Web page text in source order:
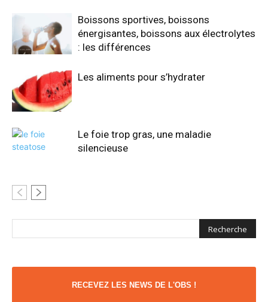
Boissons sportives, boissons
énergisantes, boissons aux électrolytes
: les différences
Les aliments pour s’hydrater
Le foie trop gras, une maladie
silencieuse
RECEVEZ LES NEWS DE L'OBS !